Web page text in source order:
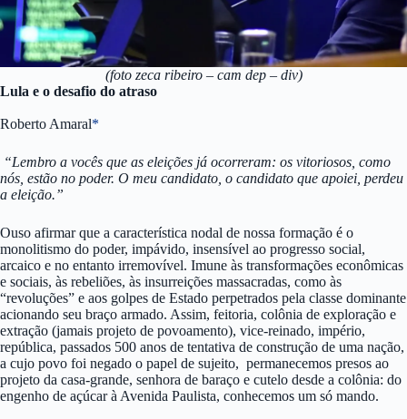
(foto zeca ribeiro – cam dep – div)
Lula e o desafio do atraso
Roberto Amaral*
“Lembro a vocês que as eleições já ocorreram: os vitoriosos, como
nós, estão no poder. O meu candidato, o candidato que apoiei, perdeu
a eleição.”
Ouso afirmar que a característica nodal de nossa formação é o
monolitismo do poder, impávido, insensível ao progresso social,
arcaico e no entanto irremovível. Imune às transformações econômicas
e sociais, às rebeliões, às insurreições massacradas, como às
“revoluções” e aos golpes de Estado perpetrados pela classe dominante
acionando seu braço armado. Assim, feitoria, colônia de exploração e
extração (jamais projeto de povoamento), vice-reinado, império,
república, passados 500 anos de tentativa de construção de uma nação,
a cujo povo foi negado o papel de sujeito, permanecemos presos ao
projeto da casa-grande, senhora de baraço e cutelo desde a colônia: do
engenho de açúcar à Avenida Paulista, conhecemos um só mando.